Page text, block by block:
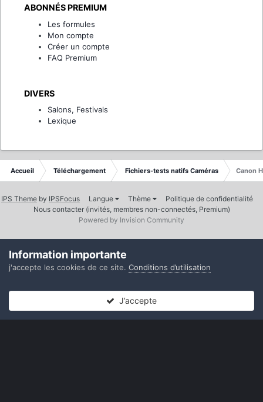
ABONNÉS PREMIUM
Les formules
Mon compte
Créer un compte
FAQ Premium
DIVERS
Salons, Festivals
Lexique
Accueil Téléchargement Fichiers-tests natifs Caméras Canon
IPS Theme by IPSFocus Langue Thème
Politique de confidentialité
Nous contacter (invités, membres non-connectés, Premium)
Powered by Invision Community
Information importante
j'accepte les cookies de ce site. Conditions d’utilisation
J’accepte